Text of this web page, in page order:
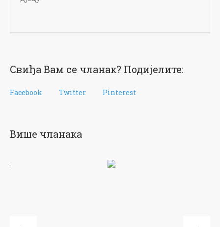
Свиђа Вам се чланак? Подијелите:
Facebook Twitter Pinterest
Више чланака